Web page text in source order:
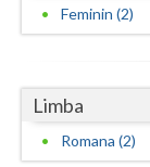
Feminin (2)
Limba
Romana (2)